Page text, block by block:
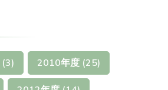
(3) 2010年度 (25)